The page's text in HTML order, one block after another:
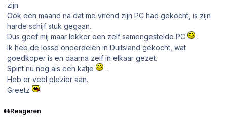
zijn.
Ook een maand na dat me vriend zijn PC had gekocht, is zijn
harde schijf stuk gegaan.
Dus geef mij maar lekker een zelf samengestelde PC
.
Ik heb de losse onderdelen in Duitsland gekocht, wat
goedkoper is en daarna zelf in elkaar gezet.
Spint nu nog als een katje
.
Heb er veel plezier aan.
Greetz
Reageren